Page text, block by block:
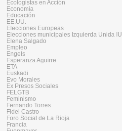
Ecologistas en Acción
Economia
Educación
EE.UU.
Elecciones Europeas
Elecciones municipales Izquierda Unida IU
Elena Salgado
Empleo
Engels
Esperanza Aguirre
ETA
Euskadi
Evo Morales
Ex Presos Sociales
FELGTB
Feminismo
Fernando Torres
Fidel Castro
Foro Social de La Rioja
Francia